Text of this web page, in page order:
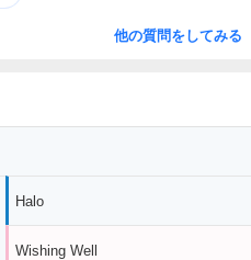
他の質問をしてみる
Halo
Wishing Well